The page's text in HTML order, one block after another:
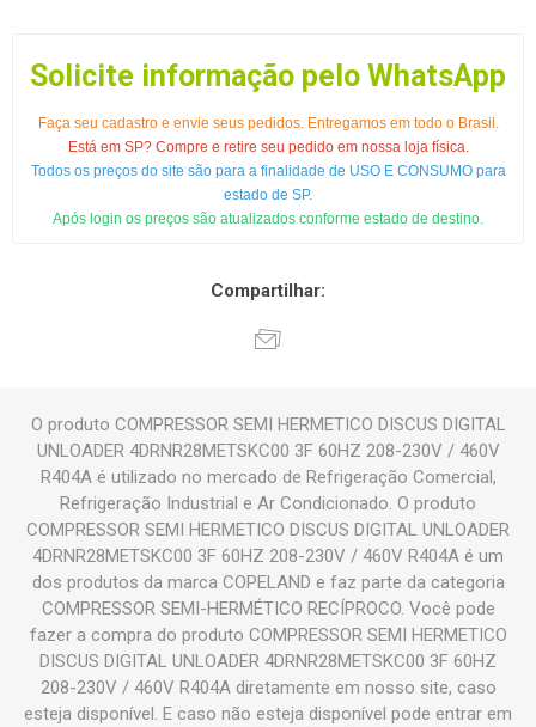
Solicite informação pelo WhatsApp
Faça seu cadastro e envie seus pedidos. Entregamos em todo o Brasil.
Está em SP? Compre e retire seu pedido em nossa loja física.
Todos os preços do site são para a finalidade de USO E CONSUMO para
estado de SP.
Após login os preços são atualizados conforme estado de destino.
Compartilhar:
O produto COMPRESSOR SEMI HERMETICO DISCUS DIGITAL
UNLOADER 4DRNR28METSKC00 3F 60HZ 208-230V / 460V
R404A é utilizado no mercado de Refrigeração Comercial,
Refrigeração Industrial e Ar Condicionado. O produto
COMPRESSOR SEMI HERMETICO DISCUS DIGITAL UNLOADER
4DRNR28METSKC00 3F 60HZ 208-230V / 460V R404A é um
dos produtos da marca COPELAND e faz parte da categoria
COMPRESSOR SEMI-HERMÉTICO RECÍPROCO. Você pode
fazer a compra do produto COMPRESSOR SEMI HERMETICO
DISCUS DIGITAL UNLOADER 4DRNR28METSKC00 3F 60HZ
208-230V / 460V R404A diretamente em nosso site, caso
esteja disponível. E caso não esteja disponível pode entrar em